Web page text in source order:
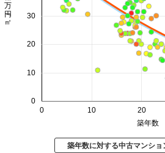
0 10 20
0
10
20
30
築年数
築年数に対する中古マンショ